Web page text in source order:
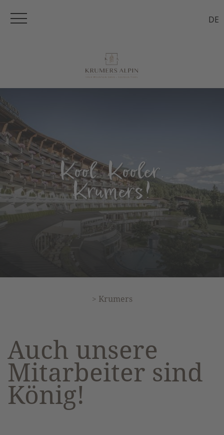
DE
Kool. Kooler.
Krumers!
> Krumers
Auch unsere
Mitarbeiter sind
König!